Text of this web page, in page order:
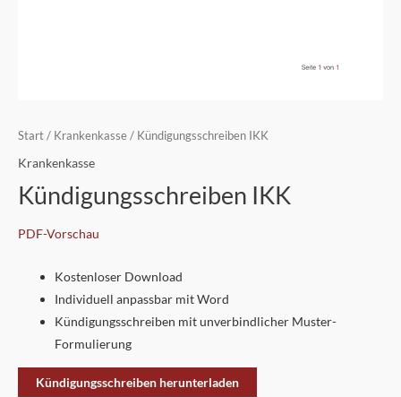
Start / Krankenkasse / Kündigungsschreiben IKK
Krankenkasse
Kündigungsschreiben IKK
PDF-Vorschau
Kostenloser Download
Individuell anpassbar mit Word
Kündigungsschreiben mit unverbindlicher Muster-
Formulierung
Kündigungsschreiben herunterladen